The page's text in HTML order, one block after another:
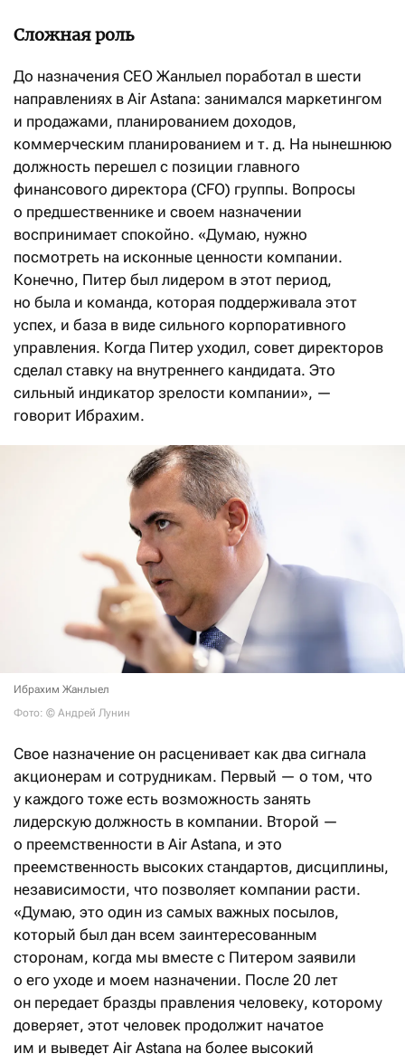
Сложная роль
До назначения CEO Жанлыел поработал в шести
направлениях в Air Astana: занимался маркетингом
и продажами, планированием доходов,
коммерческим планированием и т. д. На нынешнюю
должность перешел с позиции главного
финансового директора (CFO) группы. Вопросы
о предшественнике и своем назначении
воспринимает спокойно. «Думаю, нужно
посмотреть на исконные ценности компании.
Конечно, Питер был лидером в этот период,
но была и команда, которая поддерживала этот
успех, и база в виде сильного корпоративного
управления. Когда Питер уходил, совет директоров
сделал ставку на внутреннего кандидата. Это
сильный индикатор зрелости компании», —
говорит Ибрахим.
Ибрахим Жанлыел
Фото: © Андрей Лунин
Свое назначение он расценивает как два сигнала
акционерам и сотрудникам. Первый — о том, что
у каждого тоже есть возможность занять
лидерскую должность в компании. Второй —
о преемственности в Air Astana, и это
преемственность высоких стандартов, дисциплины,
независимости, что позволяет компании расти.
«Думаю, это один из самых важных посылов,
который был дан всем заинтересованным
сторонам, когда мы вместе с Питером заявили
о его уходе и моем назначении. После 20 лет
он передает бразды правления человеку, которому
доверяет, этот человек продолжит начатое
им и выведет Air Astana на более высокий